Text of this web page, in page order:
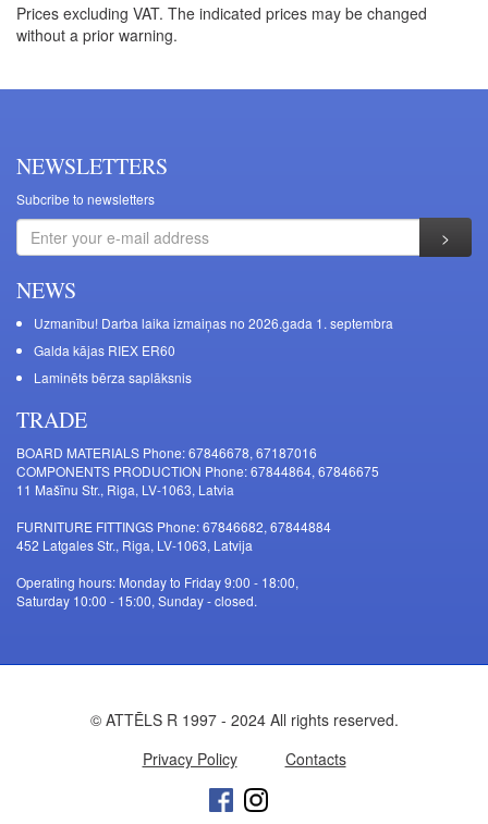
Prices excluding VAT. The indicated prices may be changed
without a prior warning.
NEWSLETTERS
Subcribe to newsletters
NEWS
Uzmanību! Darba laika izmaiņas no 2026.gada 1. septembra
Galda kājas RIEX ER60
Laminēts bērza saplāksnis
TRADE
BOARD MATERIALS Phone: 67846678, 67187016
COMPONENTS PRODUCTION Phone: 67844864, 67846675
11 Mašīnu Str., Riga, LV-1063, Latvia
FURNITURE FITTINGS Phone: 67846682, 67844884
452 Latgales Str., Riga, LV-1063, Latvija
Operating hours: Monday to Friday 9:00 - 18:00,
Saturday 10:00 - 15:00, Sunday - closed.
© ATTĒLS R 1997 - 2024 All rights reserved.
Privacy Policy
Contacts